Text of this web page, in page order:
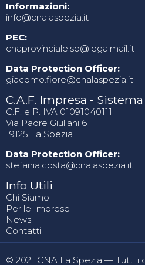
Informazioni:
info@cnalaspezia.it
PEC:
cnaprovinciale.sp@legalmail.it
Data Protection Officer:
giacomo.fiore@cnalaspezia.it
C.A.F. Impresa -
C.F. e P. IVA 01091040111
Via Padre Giuliani 6
19125 La Spezia
Data Protection Officer:
stefania.costa@cnalaspezia.it
Info Utili
Chi Siamo
Per le Imprese
News
Contatti
© 2021 CNA La Spezia — Tutti i